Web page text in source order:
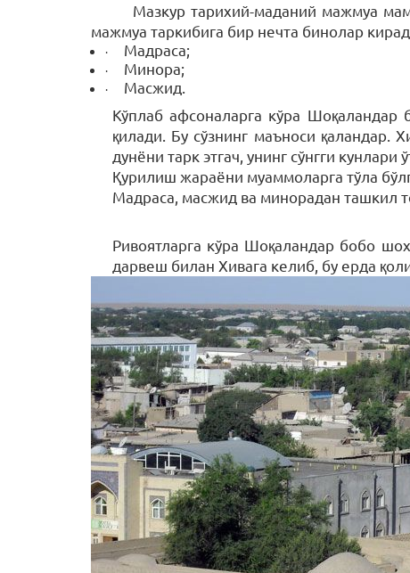
Мазкур тарихий-маданий мажмуа
мажмуа таркибига бир нечта бинолар
· Мадраса;
· Минора;
·
Масжид.
Кўплаб афсоналарга кўра
қилади. Бу сўзнинг маъноси қаландар.
дунёни тарк этгач, унинг сўнгги кунлари
Қурилиш жараёни муаммоларга тўла
Мадраса, масжид ва минорадан ташкил
Ривоятларга кўра Шоқаландар бобо
дарвеш билан Хивага келиб, бу ерда